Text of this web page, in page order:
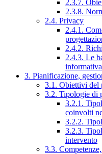
2.3.7.
2.3.8.
2.4. Privacy
2.4.1.
2.4.2.
2.4.3. Le
3. Pianificazione,
3.1. Obiettivi del
3.2. Tipologie di
3.2.1.
coinvolti
3.2.2.
3.2.3.
intervento
3.3.